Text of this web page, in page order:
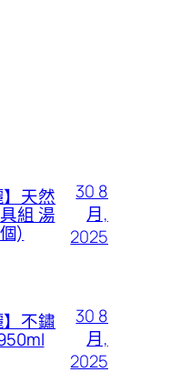
】天然
組 湯
)
30 8
月,
2025
】不鏽
30 8
月,
2025